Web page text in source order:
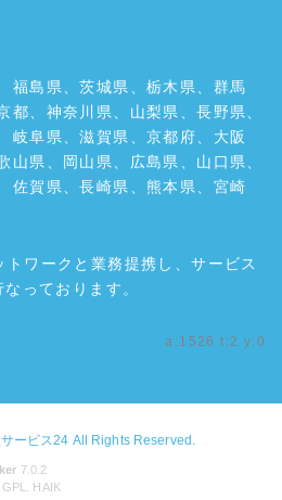
福島県、茨城県、栃木県、群馬
都、神奈川県、山梨県、長野県、
岐阜県、滋賀県、京都府、大阪
山県、岡山県、広島県、山口県、
佐賀県、長崎県、熊本県、宮崎
ワークと業務提携し、サービス
っております。
a:1526 t:2 y:0
ービス24 All Rights Reserved.
7.0.2
HAIK